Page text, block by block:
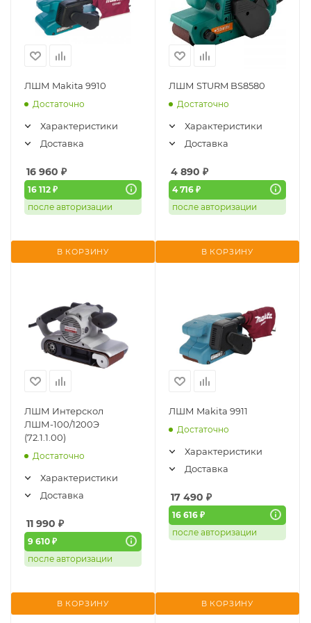
ЛШМ Makita 9910
Достаточно
Характеристики
Доставка
16 960 ₽
16 112 ₽
после авторизации
В КОРЗИНУ
ЛШМ STURM BS8580
Достаточно
Характеристики
Доставка
4 890 ₽
4 716 ₽
после авторизации
В КОРЗИНУ
ЛШМ Интерскол
ЛШМ-100/1200Э
(72.1.1.00)
Достаточно
Характеристики
Доставка
11 990 ₽
9 610 ₽
после авторизации
В КОРЗИНУ
ЛШМ Makita 9911
Достаточно
Характеристики
Доставка
17 490 ₽
16 616 ₽
после авторизации
В КОРЗИНУ